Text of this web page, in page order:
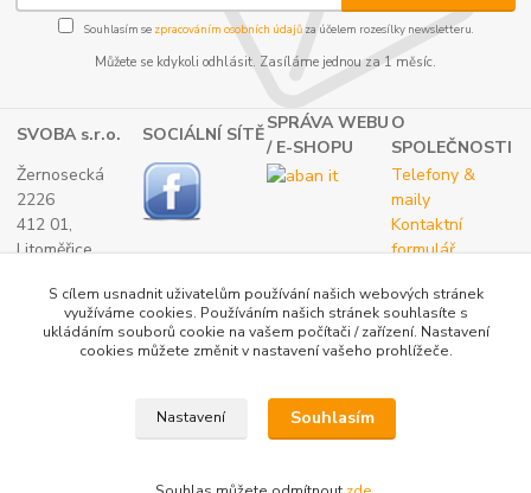
Souhlasím se zpracováním osobních údajůza účelem rozesílky newsletteru.
Můžete se kdykoli odhlásit. Zasíláme jednou za 1 měsíc.
SVOBA s.r.o. SOCIÁLNÍ SÍTĚ
SPRÁVA WEBU
/ E-SHOPU
O
SPOLEČNOSTI
Žernosecká
2226
412 01,
Litoměřice
(+420) 416 733
IČ: 27265382
Telefony &
maily
Kontaktní
formulář
S cílem usnadnit uživatelům používání našich webových stránek
využíváme cookies. Používáním našich stránek souhlasíte s
ukládáním souborů cookie na vašem počítači / zařízení. Nastavení
cookies můžete změnit v nastavení vašeho prohlížeče.
Nastavení Souhlasím